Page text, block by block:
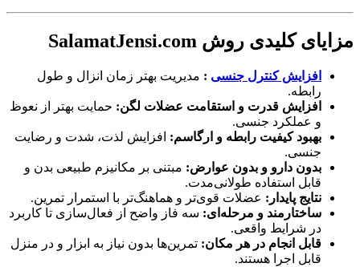
مزایای کلیدی روش SalamatJensi.com
افزایش کنترل جنسی : مدیریت بهتر زمان انزال و طول
رابطه.
افزایش قدرت و استقامت عضلات لگن: حمایت بهتر از نعوظ
و عملکرد جنسی.
بهبود کیفیت رابطه و ارگاسم: افزایش لذت، شدت و رضایت
جنسی.
بدون دارو و بدون عوارض: مبتنی بر مکانیزم طبیعی بدن و
قابل استفاده طولانی‌مدت.
نتایج پایدار: عضلات قوی‌تر و هماهنگ‌تر با استمرار تمرین.
ساختارمند و مرحله‌ای: سه فاز واضح از فعال‌سازی تا کاربرد
در شرایط واقعی.
قابل انجام در هر مکان: تمرین‌ها بدون نیاز به ابزار و در منزل
قابل اجرا هستند.